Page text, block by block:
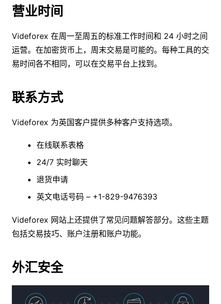
营业时间
Videforex 在周一至周五的标准工作时间和 24 小时之间
运营。在加密货币上，周末交易是可能的。每种工具的交
易时间各不相同，可以在交易平台上找到。
联系方式
Videforex 为英国客户提供多种客户支持选项。
在线联系表格
24/7 实时聊天
退货申请
英文电话号码 – +1-829-9476393
Videforex 网站上还提供了常见问题解答部分。这些主题
包括交易技巧、账户注册和账户功能。
外汇安全